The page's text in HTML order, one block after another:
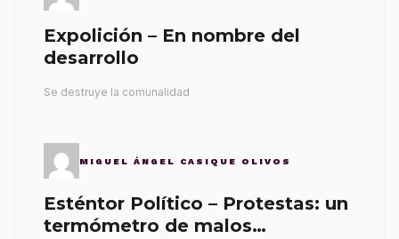
Expolición – En nombre del
desarrollo
Se destruye la comunalidad
MIGUEL ÁNGEL CASIQUE OLIVOS
Esténtor Político – Protestas: un
termómetro de malos